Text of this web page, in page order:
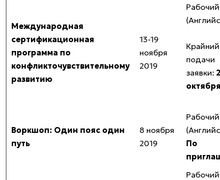
Международная
сертификационная
программа по
конфликточувствительному
развитию
13-19
ноября
2019
подачи
заявки:
Воркшоп: Один пояс один
путь
8 ноября
2019
По